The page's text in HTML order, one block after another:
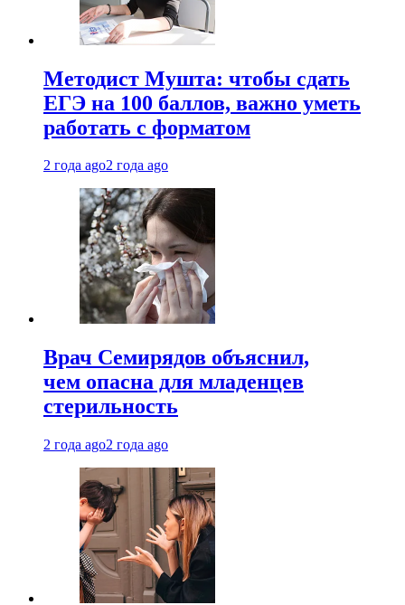
Методист Мушта: чтобы сдать
ЕГЭ на 100 баллов, важно уметь
работать с форматом
2 года ago2 года ago
Врач Семирядов объяснил,
чем опасна для младенцев
стерильность
2 года ago2 года ago